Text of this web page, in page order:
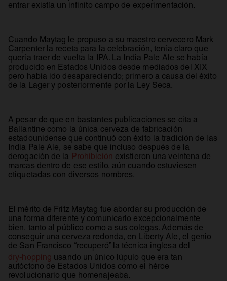
entrar existía un infinito campo de experimentación.
Cuando Maytag le propuso a su maestro cervecero Mark
Carpenter la receta para la celebración, tenía claro que
quería traer de vuelta la IPA. La India Pale Ale se había
producido en Estados Unidos desde mediados del XIX
pero había ido desapareciendo; primero a causa del éxito
de la Lager y posteriormente por la Ley Seca.
A pesar de que en bastantes publicaciones se cita a
Ballantine como la única cerveza de fabricación
estadounidense que continuó con éxito la tradición de las
India Pale Ale, se sabe que incluso después de la
derogación de la Prohibiciónse abre en una pestaña nueva
existieron una veintena de
marcas dentro de ese estilo, aún cuando estuviesen
etiquetadas con diversos nombres.
El mérito de Fritz Maytag fue abordar su producción de
una forma diferente y comunicarlo excepcionalmente
bien, tanto al público como a sus colegas. Además de
conseguir una cerveza redonda, en Liberty Ale, el genio
de San Francisco “recuperó” la técnica inglesa del
dry-hopping usando un único lúpulo que era tan
autóctono de Estados Unidos como el héroe
revolucionario que homenajeaba.